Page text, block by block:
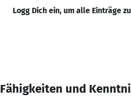
Logg Dich ein, um alle Einträge
Fähigkeiten und